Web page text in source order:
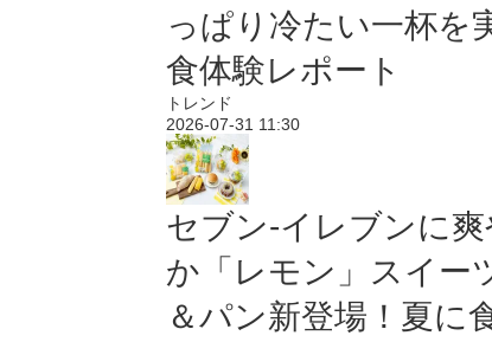
っぱり冷たい一杯を
食体験レポート
トレンド
2026-07-31 11:30
セブン‐イレブンに爽
か「レモン」スイー
＆パン新登場！夏に